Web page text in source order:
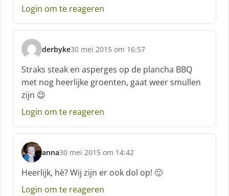
r
e
f
:
Login om te reageren
derbyke
s
c
h
r
e
e
:
30 mei 2015 om 16:57
Straks steak en asperges op de plancha BBQ
met nog heerlijke groenten, gaat weer smullen
zijn 😉
Login om te reageren
anna
s
c
h
r
30 mei 2015 om 14:42
Heerlijk, hè? Wij zijn er ook dol op! 🙂
Login om te reageren